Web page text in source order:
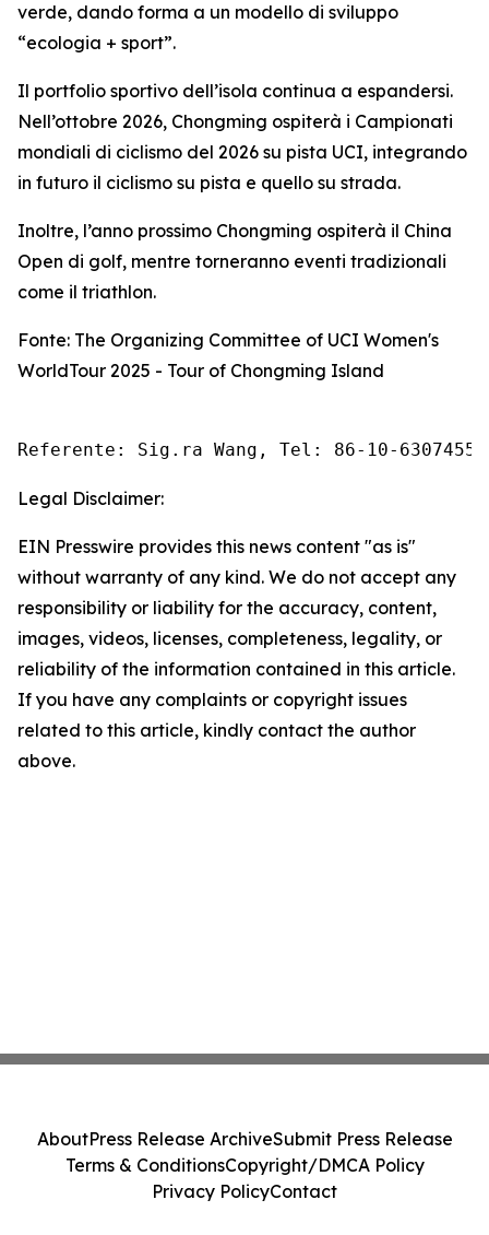
verde, dando forma a un modello di sviluppo
“ecologia + sport”.
Il portfolio sportivo dell’isola continua a espandersi.
Nell’ottobre 2026, Chongming ospiterà i Campionati
mondiali di ciclismo del 2026 su pista UCI, integrando
in futuro il ciclismo su pista e quello su strada.
Inoltre, l’anno prossimo Chongming ospiterà il China
Open di golf, mentre torneranno eventi tradizionali
come il triathlon.
Fonte: The Organizing Committee of UCI Women's
WorldTour 2025 - Tour of Chongming Island
Referente: Sig.ra Wang, Tel: 86-10-63074558
Legal Disclaimer:
EIN Presswire provides this news content "as is"
without warranty of any kind. We do not accept any
responsibility or liability for the accuracy, content,
images, videos, licenses, completeness, legality, or
reliability of the information contained in this article.
If you have any complaints or copyright issues
related to this article, kindly contact the author
above.
AboutPress Release ArchiveSubmit Press Release
Terms & ConditionsCopyright/DMCA Policy
Privacy PolicyContact